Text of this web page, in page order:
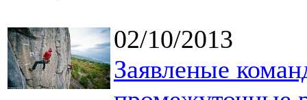
02/10/2013
Заявленые